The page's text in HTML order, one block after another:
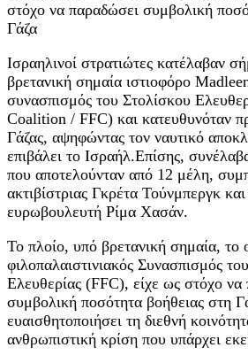
στόχο να παραδώσει συμβολική
Γάζα
Ισραηλινοί στρατιώτες κατέλαβαν
βρετανική σημαία ιστιοφόρο
συνασπισμός του Στολίσκου
Coalition / FFC) και κατευθυνόταν
Γάζας, αψηφώντας τον ναυτικό
επιβάλει το Ισραήλ.Επίσης,
που αποτελούνταν από 12 μέλη,
ακτιβίστριας Γκρέτα Τούνμπεργκ
ευρωβουλευτή Ρίμα Χασάν.
Το πλοίο, υπό βρετανική σημαία, το
φιλοπαλαιστινιακός Συνασπισμός
Ελευθερίας (FFC), είχε ως στόχο να
συμβολική ποσότητα βοήθειας στη
ευαισθητοποιήσει τη διεθνή
ανθρωπιστική κρίση που υπάρχει